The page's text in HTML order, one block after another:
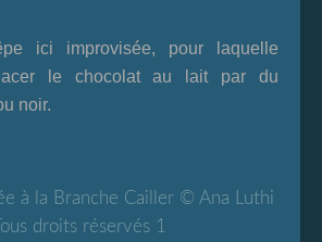
ici improvisée, pour laquelle
le chocolat au lait par du
noir.